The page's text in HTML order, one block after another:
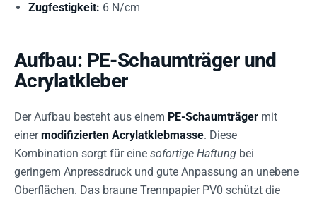
Zugfestigkeit: 6 N/cm
Aufbau: PE-Schaumträger und
Acrylatkleber
Der Aufbau besteht aus einem PE-Schaumträger mit
einermodifizierten Acrylatklebmasse. Diese
Kombination sorgt für eine sofortige Haftung bei
geringem Anpressdruck und gute Anpassung an unebene
Oberflächen. Das braune Trennpapier PV0 schützt die